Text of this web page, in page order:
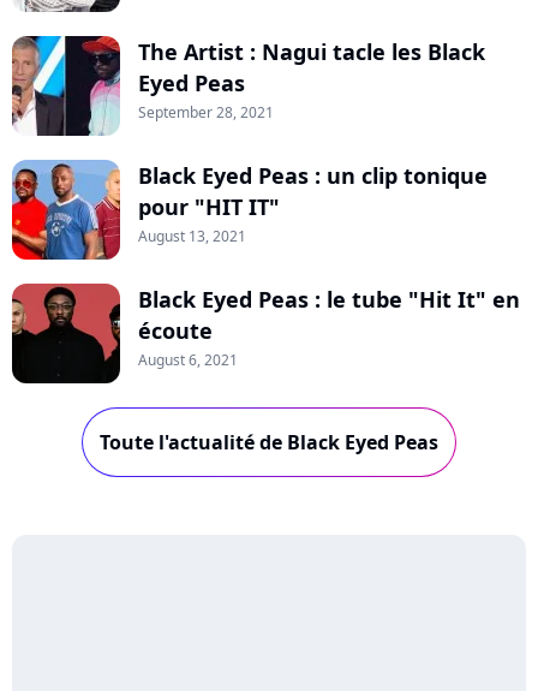
The Artist : Nagui tacle les Black
Eyed Peas
September 28, 2021
Black Eyed Peas : un clip tonique
pour "HIT IT"
August 13, 2021
Black Eyed Peas : le tube "Hit It" en
écoute
August 6, 2021
Toute l'actualité de Black Eyed Peas